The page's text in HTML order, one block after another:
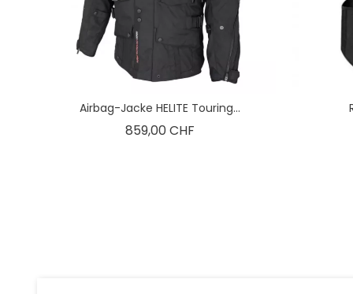
Airbag-Jacke HELITE Touring...
859,00 CHF